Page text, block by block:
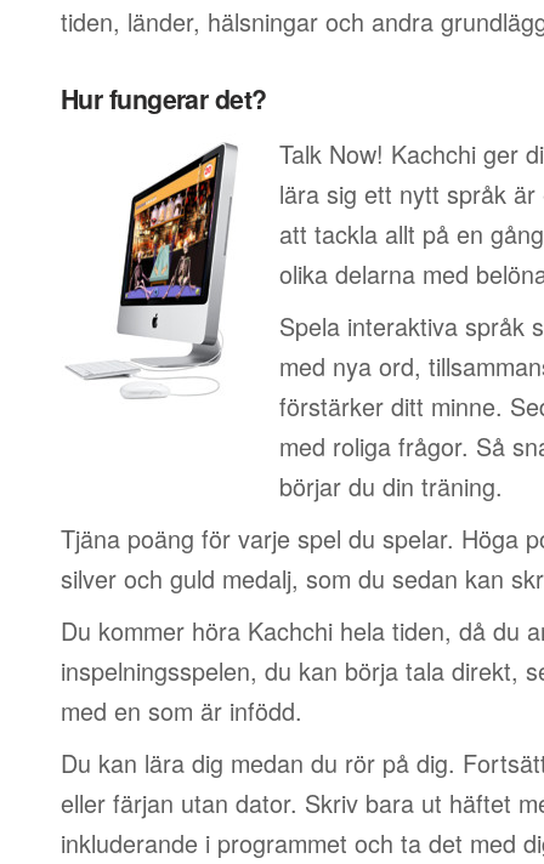
tiden, länder, hälsningar och andra
Hur fungerar det?
Talk Now! Kachchi ger
lära sig ett nytt språk
att tackla allt på en
olika delarna med
Spela interaktiva språk
med nya ord,
förstärker ditt minne.
med roliga frågor. Så
börjar du din träning.
Tjäna poäng för varje spel du spelar. Höga
silver och guld medalj, som du sedan kan
Du kommer höra Kachchi hela tiden, då du
inspelningsspelen, du kan börja tala direkt,
med en som är infödd.
Du kan lära dig medan du rör på dig.
eller färjan utan dator. Skriv bara ut häftet
inkluderande i programmet och ta det med